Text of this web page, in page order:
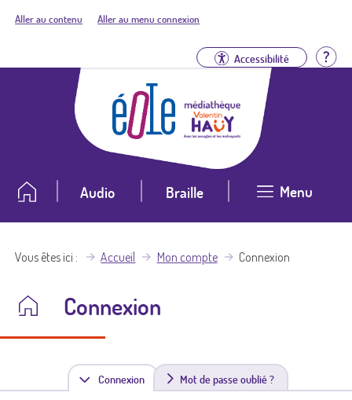
Aller au contenu Aller au menu connexion
Accessibilité
Audio Braille Menu
Vous êtes ici Accueil Mon compte Connexion
Connexion
Connexion(
Mot de passe oublié ?